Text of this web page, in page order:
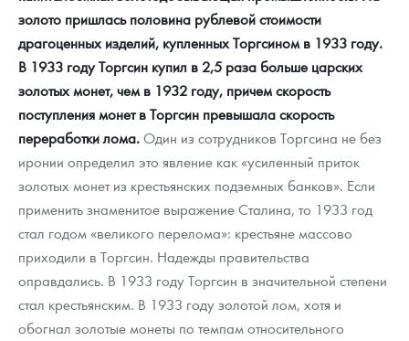
золото пришлась половина рублевой стоимости
драгоценных изделий, купленных Торгсином в 1933 году.
В 1933 году Торгсин купил в 2,5 раза больше царских
золотых монет, чем в 1932 году, причем скорость
поступления монет в Торгсин превышала скорость
переработки лома.Один из сотрудников Торгсина не без
иронии определил это явление как «усиленный приток
золотых монет из крестьянских подземных банков». Если
применить знаменитое выражение Сталина, то 1933 год
стал годом «великого перелома»: крестьяне массово
приходили в Торгсин. Надежды правительства
оправдались. В 1933 году Торгсин в значительной степени
стал крестьянским. В 1933 году золотой лом, хотя и
обогнал золотые монеты по темпам относительного